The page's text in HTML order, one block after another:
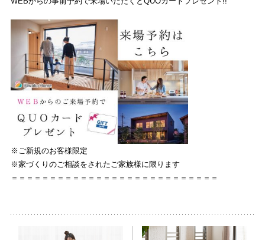
※ご新規のお客様限定
※家づくりのご相談をされたご家族様に限ります
＝＝＝＝＝＝＝＝＝＝＝＝＝＝＝＝＝＝＝＝＝＝＝＝＝＝＝